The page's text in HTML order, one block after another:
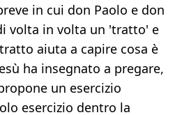
in cui don Paolo e don
volta in volta un 'tratto' e
aiuta a capire cosa è
ha insegnato a pregare,
un esercizio
esercizio dentro la